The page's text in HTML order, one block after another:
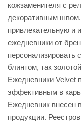
кожзаменителя с
декоративным швом.
привлекательную и
ежедневники от
персонализировать
блинтом, так
Ежедневники Velvet
эффективным в
Ежедневник внесен
продукции.